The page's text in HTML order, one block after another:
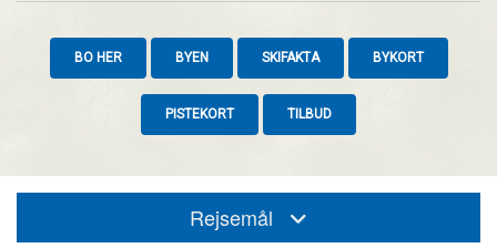
BO HER BYEN SKIFAKTA BYKORT
PISTEKORT TILBUD
Rejsemål